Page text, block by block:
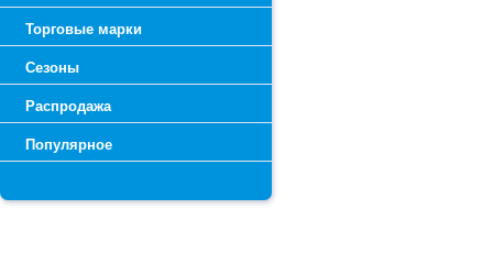
Торговые марки
Сезоны
Распродажа
Популярное